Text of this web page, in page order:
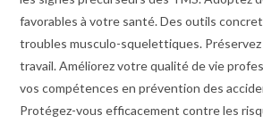
favorables à votre santé. Des outils
troubles musculo-squelettiques.
travail. Améliorez votre qualité de vie
vos compétences en prévention des
Protégez-vous efficacement contre les